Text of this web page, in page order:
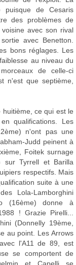
puisque de Cesaris
des problèmes de
avec son rival
avec Benetton.
bons réglages. Les
au niveau du
de celle-ci
n'est que septième,
huitième, ce qui est le
qualifications. Les
n'ont pas une
Judd peinent à
Foitek surnage
sur Tyrrell et Barilla
respectifs. Mais
suite à une
Lola-Lamborghini
(16ème) donne à
! Grazie Pirelli...
(Donnelly 19ème,
au point. Les Arrows
l'A11 de 89, est
se comportent de